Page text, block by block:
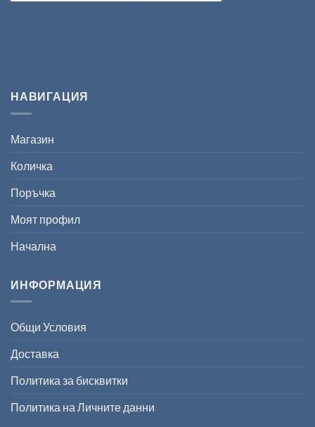
НАВИГАЦИЯ
Магазин
Количка
Поръчка
Моят профил
Начална
ИНФОРМАЦИЯ
Общи Условия
Доставка
Политика за бисквитки
Политика на Личните данни